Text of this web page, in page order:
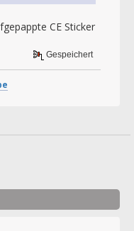
CE Sticker
Gespeichert